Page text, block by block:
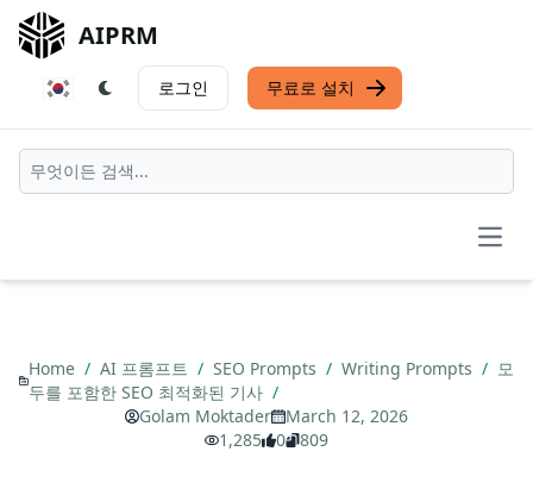
AIPRM
로그인 무료로 설치
Home / AI 프롬프트 / SEO Prompts / Writing Prompts / 모
두를 포함한 SEO 최적화된 기사 /
Golam Moktader
March 12, 2026
1,285
0 809